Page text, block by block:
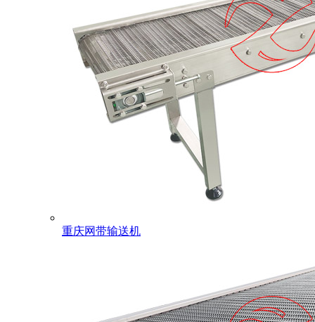
重庆网带输送机